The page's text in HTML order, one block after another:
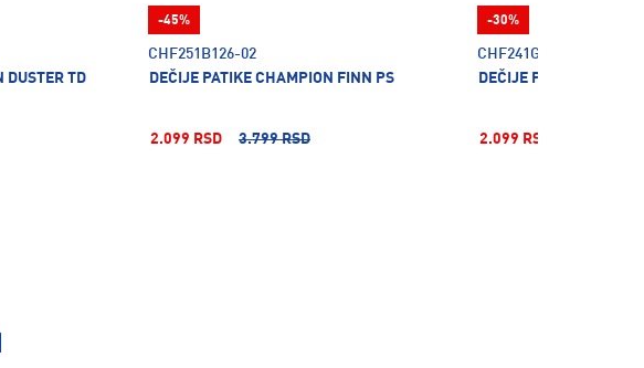
DUSTER TD
CHF251B126-02
DEČIJE PATIKE CHAMPION FINN PS
2.099 RSD 3.799 RSD
-45%
CHF241G151-10
DEČIJE PATIKE
2.099 RSD
-30%